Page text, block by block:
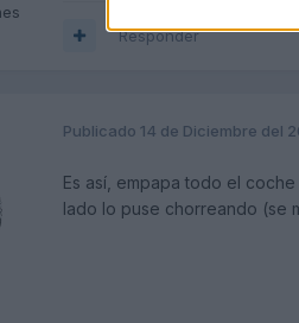
Responder
Publicado 14 de Diciembre del
Es así, empapa todo el
lado lo puse chorreando (se